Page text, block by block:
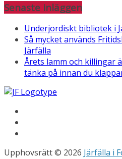
Senaste inläggen
Underjordiskt bibliotek i
Så mycket används
Järfälla
Årets lamm och killingar
tänka på innan du
Upphovsrätt © 2026 Järfälla i